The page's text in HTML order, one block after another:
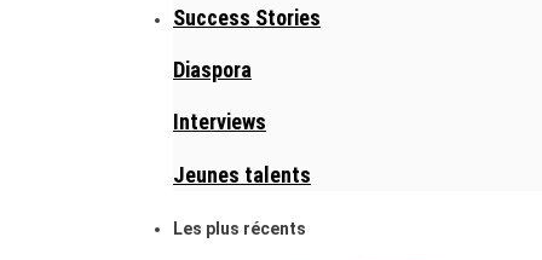
Success Stories
Diaspora
Interviews
Jeunes talents
Les plus récents